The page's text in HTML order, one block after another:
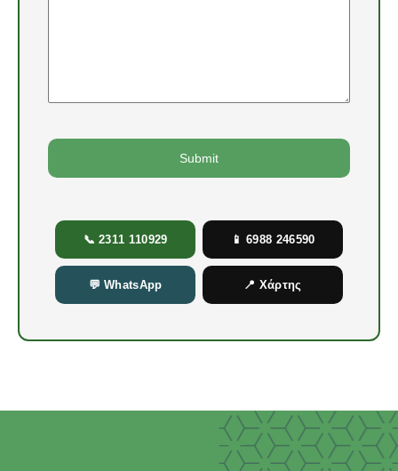
Submit
📞 2311 110929 📱 6988 246590
💬 WhatsApp 📍 Χάρτης